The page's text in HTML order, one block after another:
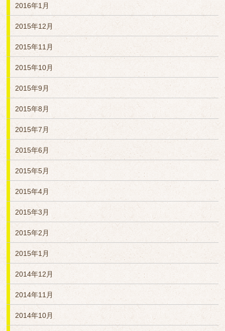
2016年1月
2015年12月
2015年11月
2015年10月
2015年9月
2015年8月
2015年7月
2015年6月
2015年5月
2015年4月
2015年3月
2015年2月
2015年1月
2014年12月
2014年11月
2014年10月